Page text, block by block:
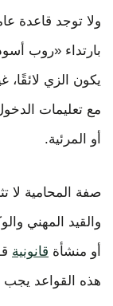
ولا توجد قاعدة
بارتداء «روب
يكون الزي لائقًا،
مع تعليمات
أو المرئية.
صفة المحامية لا
والقيد المهني
أو منشأة قانونية
هذه القواعد يجب